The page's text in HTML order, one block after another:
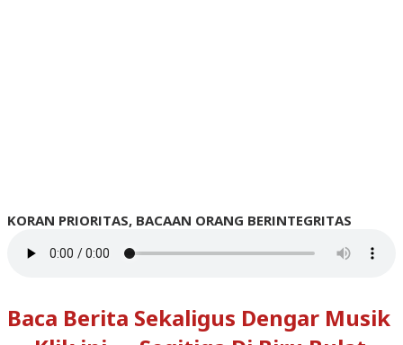
KORAN PRIORITAS, BACAAN ORANG BERINTEGRITAS
Baca Berita Sekaligus Dengar Musik